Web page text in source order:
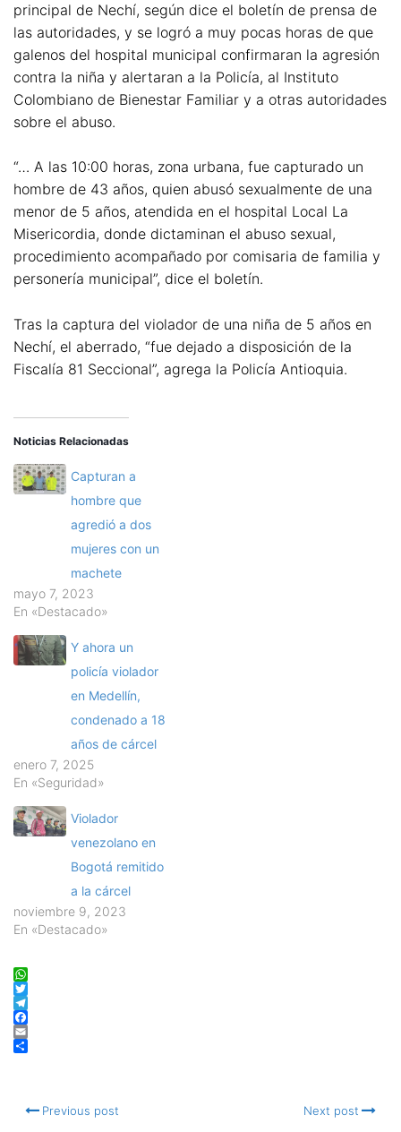
principal de Nechí, según dice el boletín de prensa de
las autoridades, y se logró a muy pocas horas de que
galenos del hospital municipal confirmaran la agresión
contra la niña y alertaran a la Policía, al Instituto
Colombiano de Bienestar Familiar y a otras autoridades
sobre el abuso.
“… A las 10:00 horas, zona urbana, fue capturado un
hombre de 43 años, quien abusó sexualmente de una
menor de 5 años, atendida en el hospital Local La
Misericordia, donde dictaminan el abuso sexual,
procedimiento acompañado por comisaria de familia y
personería municipal”, dice el boletín.
Tras la captura del violador de una niña de 5 años en
Nechí, el aberrado, “fue dejado a disposición de la
Fiscalía 81 Seccional”, agrega la Policía Antioquia.
Noticias Relacionadas
Capturan a
hombre que
agredió a dos
mujeres con un
machete
mayo 7, 2023
En «Destacado»
Y ahora un
policía violador
en Medellín,
condenado a 18
años de cárcel
enero 7, 2025
En «Seguridad»
Violador
venezolano en
Bogotá remitido
a la cárcel
noviembre 9, 2023
En «Destacado»
WhatsApp
Twitter
Telegram
Facebook
Email
Previous post Next post